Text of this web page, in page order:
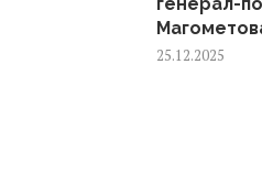
25.12.2025